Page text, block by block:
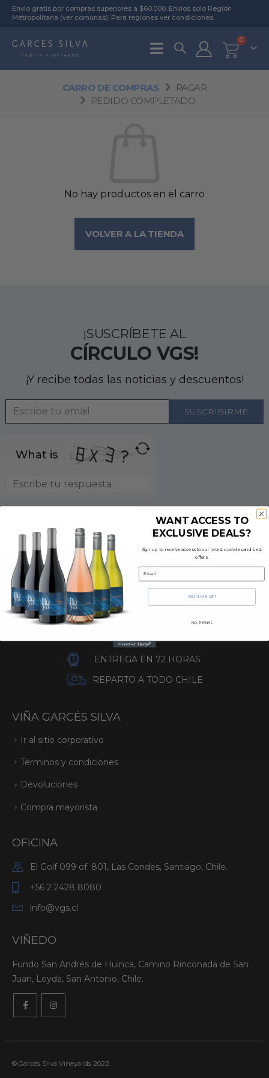
Envío gratis por compras superiores a $60.000. Envíos solo Región
Metropolitana (ver comunas). Para regiones ver condiciones.
0
CARRO DE COMPRAS
PAGAR
PEDIDO COMPLETADO
No hay productos en el carro
VOLVER A LA TIENDA
¡SUSCRÍBETE AL
CÍRCULO VGS!
¡Y recibe todas las noticias y descuentos!
What is
ENTREGA EN 72 HORAS
REPARTO A TODO CHILE
VIÑA GARCÉS SILVA
Ir al sitio corporativo
Términos y condiciones
Devoluciones
Compra mayorista
OFICINA
El Golf 099 of. 801, Las Condes, Santiago, Chile.
+56 2 2428 8080
info@vgs.cl
VIÑEDO
Fundo San Andrés de Huinca, Camino Rinconada de San
Juan, Leyda, San Antonio, Chile.
© Garcés Silva Vineyards 2022.
WANT ACCESS TO
EXCLUSIVE DEALS?
Sign up to receive access to our latest updates and best
offers.
Email
SIGN ME UP!
NO, THANKS